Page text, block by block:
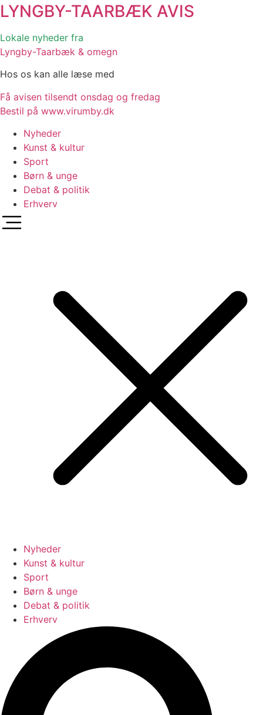
LYNGBY-TAARBÆK AVIS
Lokale nyheder fra
Lyngby-Taarbæk & omegn
Hos os kan alle læse med
Få avisen tilsendt onsdag og fredag
Bestil på www.virumby.dk
Nyheder
Kunst & kultur
Sport
Børn & unge
Debat & politik
Erhverv
Nyheder
Kunst & kultur
Sport
Børn & unge
Debat & politik
Erhverv